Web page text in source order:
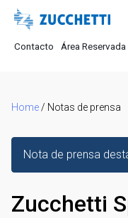
Contacto Área Reservada
Home / Notas de prensa
Nota de prensa
Zucchetti